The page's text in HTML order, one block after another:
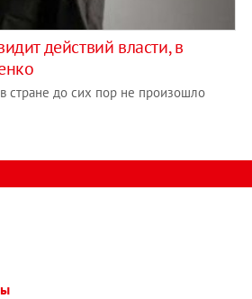
действий власти, в
в стране до сих пор не произошло